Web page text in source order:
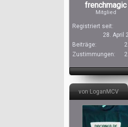
frenchmagic
Mitglied
Registriert seit:
28. April
Beiträge:
Zustimmungen:
von LoganMCV